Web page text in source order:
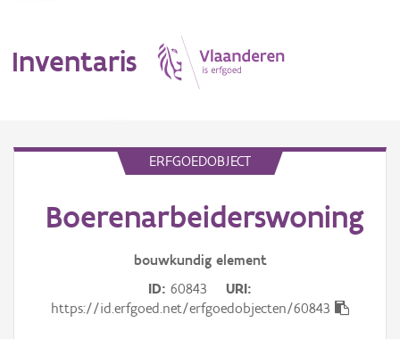
Inventaris
Erfgoedobject
ERFGOEDOBJECT
Boerenarbeiderswoning
bouwkundig element
ID 60843
URI
https://id.erfgoed.net/erfgoedobjecten/60843